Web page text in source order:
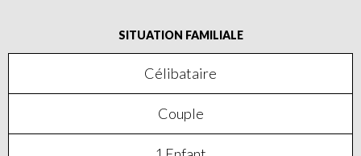
SITUATION FAMILIALE
Célibataire
Couple